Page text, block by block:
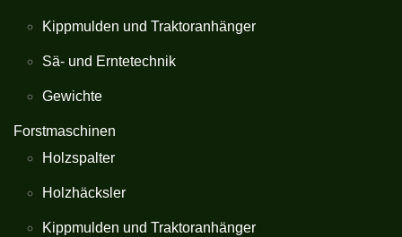
Kippmulden und Traktoranhänger
Sä- und Erntetechnik
Gewichte
Forstmaschinen
Holzspalter
Holzhäcksler
Kippmulden und Traktoranhänger